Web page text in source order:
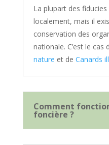
La plupart des
localement, mais il
conservation des
nationale. C’est le cas
nature et de Canards
Comment
foncière ?